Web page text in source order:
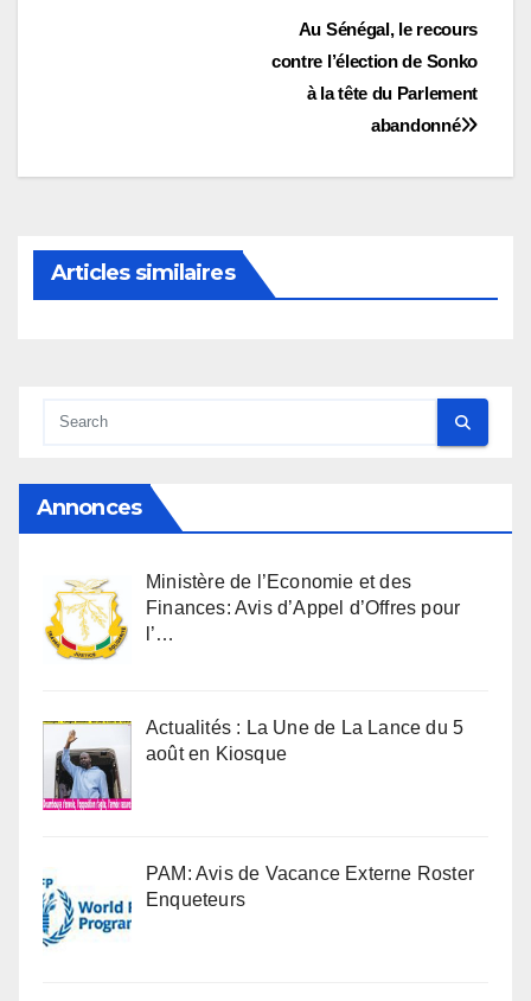
Au Sénégal, le recours
contre l’élection de Sonko
à la tête du Parlement
abandonné
Articles similaires
Annonces
Ministère de l’Economie et des
Finances: Avis d’Appel d’Offres pour
l’…
Actualités : La Une de La Lance du 5
août en Kiosque
PAM: Avis de Vacance Externe Roster
Enqueteurs